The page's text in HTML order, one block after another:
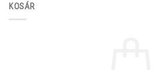
KOSÁR